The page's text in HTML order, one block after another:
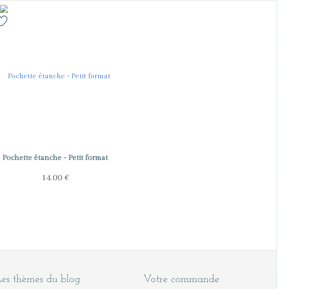
Pochette étanche - Petit format
14.00 €
thèmes du blog Votre commande